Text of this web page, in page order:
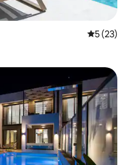
5 de uma
5 (23)
hóspedes